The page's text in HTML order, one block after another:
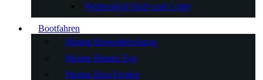
Wohnmobil-Stufe und Leiter
Bootfahren
Marine Bootsabdeckung
Marine Bimini Top
Marine Boat Fender